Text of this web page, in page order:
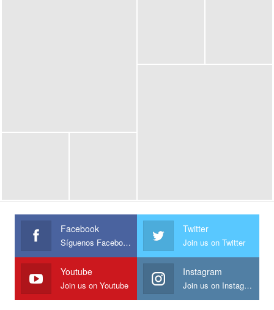
Facebook
Síguenos Facebook
Twitter
Join us on Twitter
Youtube
Join us on Youtube
Instagram
Join us on Instagram